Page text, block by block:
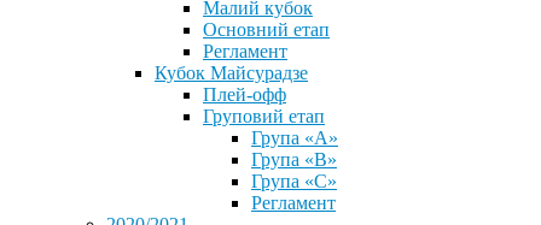
Малий кубок
Основний етап
Регламент
Кубок Майсурадзе
Плей-офф
Груповий етап
Група «А»
Група «B»
Група «C»
Регламент